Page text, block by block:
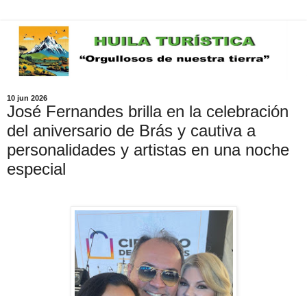
10 jun 2026
José Fernandes brilla en la celebración
del aniversario de Brás y cautiva a
personalidades y artistas en una noche
especial